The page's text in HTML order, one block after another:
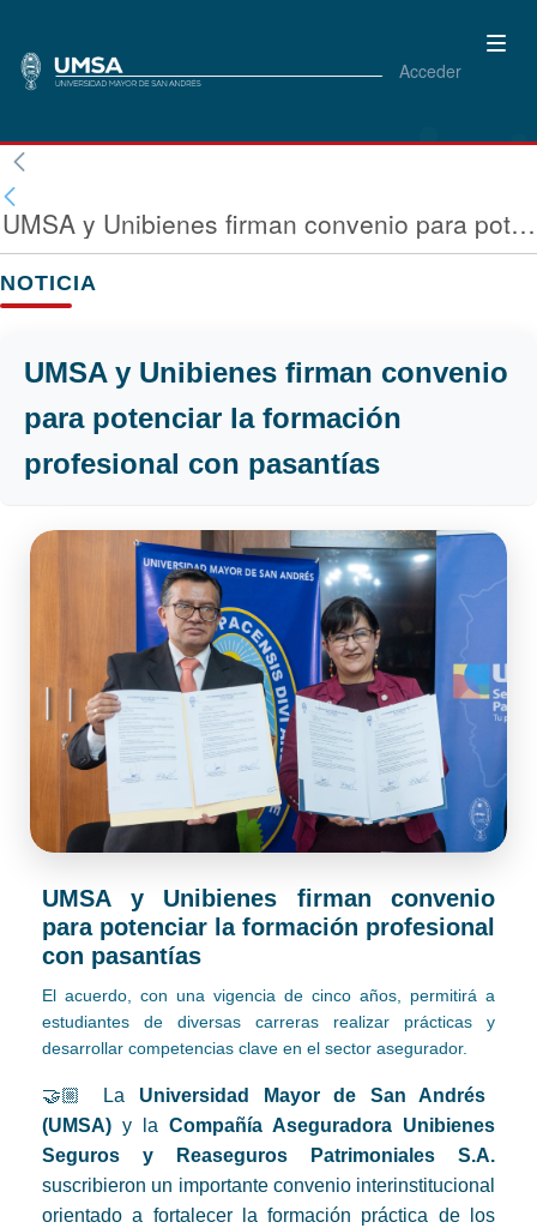
Acceder
UMSA y Unibienes firman convenio para potenciar la formación profesional con pasantías
NOTICIA
UMSA y Unibienes firman convenio
para potenciar la formación
profesional con pasantías
UMSA y Unibienes firman convenio
para potenciar la formación profesional
con pasantías
El acuerdo, con una vigencia de cinco años, permitirá a
estudiantes de diversas carreras realizar prácticas y
desarrollar competencias clave en el sector asegurador.
🤝🏼 La Universidad Mayor de San Andrés
(UMSA) y la Compañía Aseguradora Unibienes
Seguros y Reaseguros Patrimoniales S.A.
suscribieron un importante convenio interinstitucional
orientado a fortalecer la formación práctica de los